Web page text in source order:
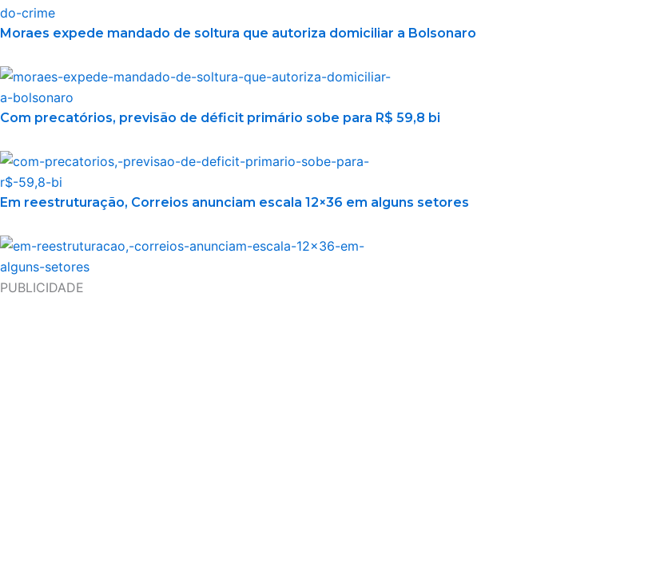
Moraes expede mandado de soltura que autoriza domiciliar a Bolsonaro
Com precatórios, previsão de déficit primário sobe para R$ 59,8 bi
Em reestruturação, Correios anunciam escala 12×36 em alguns setores
PUBLICIDADE